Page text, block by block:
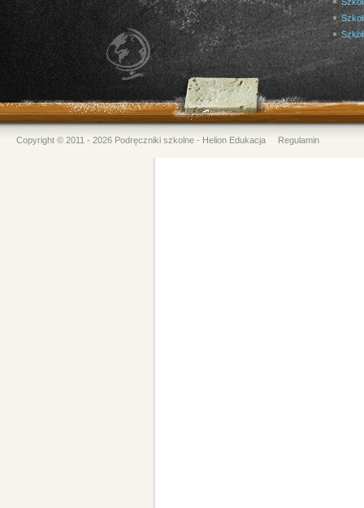
Copyright © 2011 - 2026 Podręczniki szkolne - Helion Edukacja Regulamin